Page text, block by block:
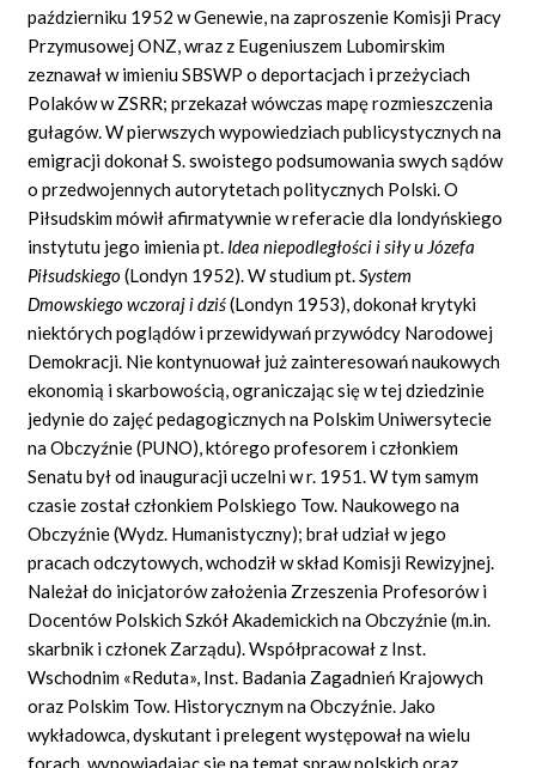
październiku 1952 w Genewie, na zaproszenie Komisji Pracy
Przymusowej ONZ, wraz z Eugeniuszem Lubomirskim
zeznawał w imieniu SBSWP o deportacjach i przeżyciach
Polaków w ZSRR; przekazał wówczas mapę rozmieszczenia
gułagów. W pierwszych wypowiedziach publicystycznych na
emigracji dokonał S. swoistego podsumowania swych sądów
o przedwojennych autorytetach politycznych Polski. O
Piłsudskim mówił afirmatywnie w referacie dla londyńskiego
instytutu jego imienia pt. Idea niepodległości i siły u Józefa
Piłsudskiego(Londyn 1952). W studium pt.System
Dmowskiego wczoraj i dziś(Londyn 1953), dokonał krytyki
niektórych poglądów i przewidywań przywódcy Narodowej
Demokracji. Nie kontynuował już zainteresowań naukowych
ekonomią i skarbowością, ograniczając się w tej dziedzinie
jedynie do zajęć pedagogicznych na Polskim Uniwersytecie
na Obczyźnie (PUNO), którego profesorem i członkiem
Senatu był od inauguracji uczelni w r. 1951. W tym samym
czasie został członkiem Polskiego Tow. Naukowego na
Obczyźnie (Wydz. Humanistyczny); brał udział w jego
pracach odczytowych, wchodził w skład Komisji Rewizyjnej.
Należał do inicjatorów założenia Zrzeszenia Profesorów i
Docentów Polskich Szkół Akademickich na Obczyźnie (m.in.
skarbnik i członek Zarządu). Współpracował z Inst.
Wschodnim «Reduta», Inst. Badania Zagadnień Krajowych
oraz Polskim Tow. Historycznym na Obczyźnie. Jako
wykładowca, dyskutant i prelegent występował na wielu
forach, wypowiadając się na temat spraw polskich oraz